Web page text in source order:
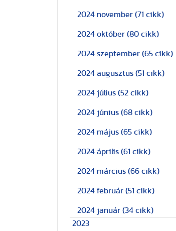
2024 november (71 cikk)
2024 október (80 cikk)
2024 szeptember (65 cikk)
2024 augusztus (51 cikk)
2024 július (52 cikk)
2024 június (68 cikk)
2024 május (65 cikk)
2024 április (61 cikk)
2024 március (66 cikk)
2024 február (51 cikk)
2024 január (34 cikk)
2023